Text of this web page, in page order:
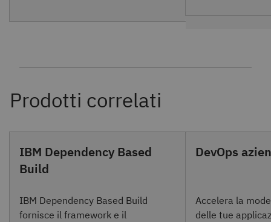
IBM Dependency Based
Build
IBM Dependency Based Build
fornisce il framework e il
DevOps
Accelera la
delle tue